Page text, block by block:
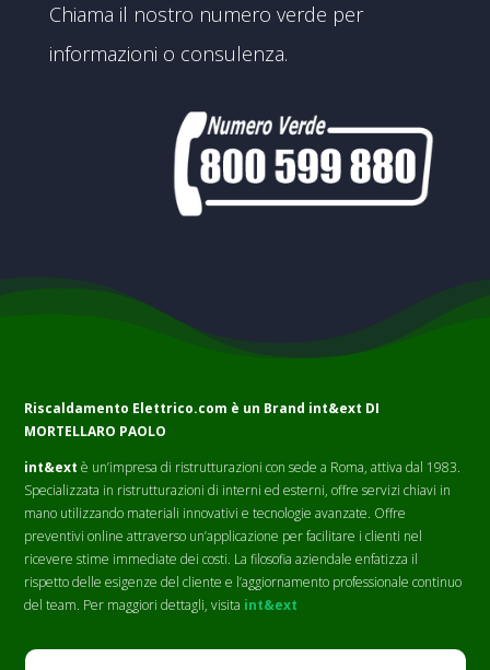
Chiama il nostro numero verde per
informazioni o consulenza.
Riscaldamento Elettrico.com è un Brand int&ext DI
MORTELLARO PAOLO
int&ext è un’impresa di ristrutturazioni con sede a Roma, attiva dal 1983.
Specializzata in ristrutturazioni di interni ed esterni, offre servizi chiavi in
mano utilizzando materiali innovativi e tecnologie avanzate. Offre
preventivi online attraverso un’applicazione per facilitare i clienti nel
ricevere stime immediate dei costi. La filosofia aziendale enfatizza il
rispetto delle esigenze del cliente e l’aggiornamento professionale continuo
del team. Per maggiori dettagli, visita int&ext